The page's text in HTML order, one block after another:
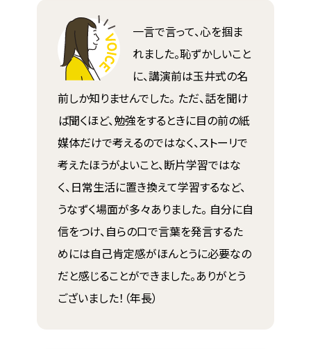
一言で言って、心を掴ま
れました。恥ずかしいこと
に、講演前は玉井式の名
前しか知りませんでした。 ただ、話を聞け
ば聞くほど、勉強をするときに目の前の紙
媒体だけで考えるのではなく、ストーリで
考えたほうがよいこと、断片学習ではな
く、日常生活に置き換えて学習するなど、
うなずく場面が多々ありました。 自分に自
信をつけ、自らの口で言葉を発言するた
めには自己肯定感がほんとうに必要なの
だと感じることができました。ありがとう
ございました！（年長）